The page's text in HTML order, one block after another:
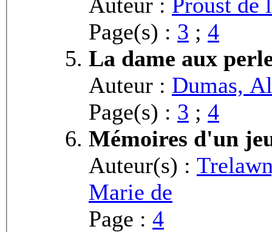
Page(s) : 3 ; 4
La dame aux
Auteur : Dumas,
Page(s) : 3 ; 4
Mémoires d'un
Auteur(s) :
Marie de
Page : 4